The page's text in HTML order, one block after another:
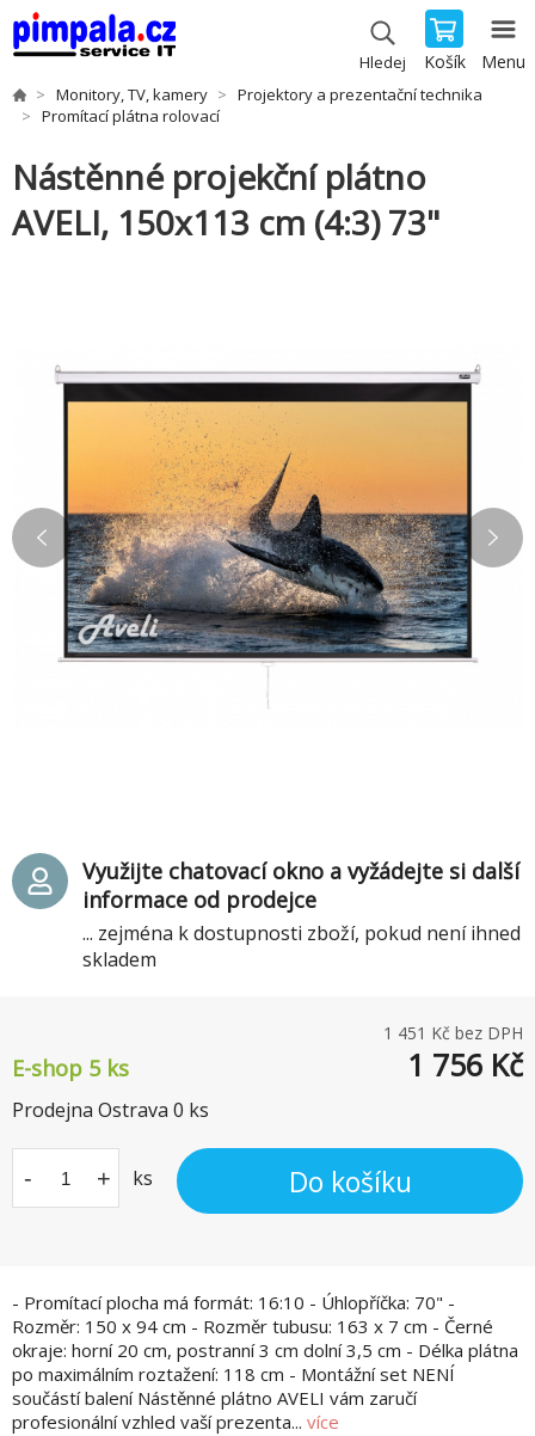
Hledej Košík Menu
Monitory, TV, kamery
Projektory a prezentační technika
Promítací plátna rolovací
Nástěnné projekční plátno
AVELI, 150x113 cm (4:3) 73"
- Promítací plocha má formát: 16:10 - Úhlopříčka: 70" -
Rozměr: 150 x 94 cm - Rozměr tubusu: 163 x 7 cm - Černé
okraje: horní 20 cm, postranní 3 cm dolní 3,5 cm - Délka plátna
po maximálním roztažení: 118 cm - Montážní set NENÍ
součástí balení Nástěnné plátno AVELI vám zaručí
profesionální vzhled vaší prezenta... více
1 451 Kč bez DPH
E-shop 5 ks 1 756 Kč
Prodejna Ostrava 0 ks
- + ks Do košíku
Využijte chatovací okno a vyžádejte si další
informace od prodejce
... zejména k dostupnosti zboží, pokud není ihned
skladem